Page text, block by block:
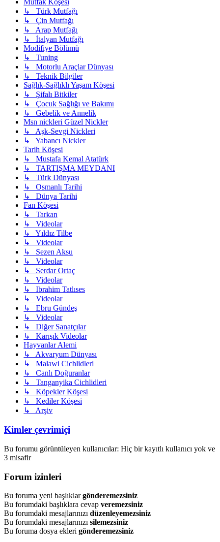
Mutfak Köşesi
↳ Türk Mutfağı
↳ Çin Mutfağı
↳ Arap Mutfağı
↳ İtalyan Mutfağı
Modifiye Bölümü
↳ Tuning
↳ Motorlu Araçlar Dünyası
↳ Teknik Bilgiler
Sağlık-Sağlıklı Yaşam Köşesi
↳ Şifalı Bitkiler
↳ Çocuk Sağlığı ve Bakımı
↳ Gebelik ve Annelik
Msn nickleri Güzel Nickler
↳ Aşk-Sevgi Nickleri
↳ Yabancı Nickler
Tarih Köşesi
↳ Mustafa Kemal Atatürk
↳ TARTIŞMA MEYDANI
↳ Türk Dünyası
↳ Osmanlı Tarihi
↳ Dünya Tarihi
Fan Köşesi
↳ Tarkan
↳ Videolar
↳ Yıldız Tilbe
↳ Videolar
↳ Sezen Aksu
↳ Videolar
↳ Serdar Ortaç
↳ Videolar
↳ Ibrahim Tatlıses
↳ Videolar
↳ Ebru Gündeş
↳ Videolar
↳ Diğer Sanatçılar
↳ Karışık Videolar
Hayvanlar Alemi
↳ Akvaryum Dünyası
↳ Malawi Cichlidleri
↳ Canlı Doğuranlar
↳ Tanganyika Cichlidleri
↳ Köpekler Köşesi
↳ Kediler Köşesi
↳ Arşiv
Kimler çevrimiçi
Bu forumu görüntüleyen kullanıcılar: Hiç bir kayıtlı kullanıcı yok ve
3 misafir
Forum izinleri
Bu foruma yeni başlıklargönderemezsiniz
Bu forumdaki başlıklara cevap veremezsiniz
Bu forumdaki mesajlarınızı düzenleyemezsiniz
Bu forumdaki mesajlarınızı silemezsiniz
Bu foruma dosya ekleri gönderemezsiniz